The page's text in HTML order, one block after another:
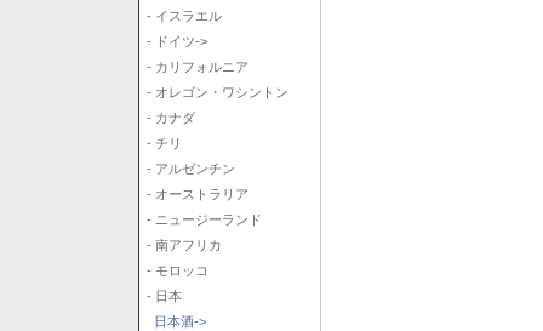
- イスラエル
- ドイツ->
- カリフォルニア
- オレゴン・ワシントン
- カナダ
- チリ
- アルゼンチン
- オーストラリア
- ニュージーランド
- 南アフリカ
- モロッコ
- 日本
日本酒->